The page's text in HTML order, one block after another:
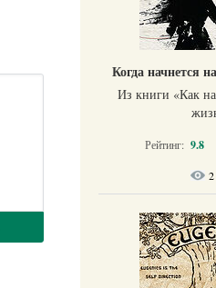
Когда начнется
Из книги «Как
Рейтинг: 9.8